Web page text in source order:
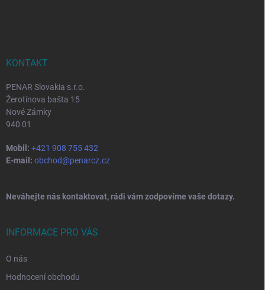
KONTAKT
PENAR Slovakia s.r.o.
Žerotínova bašta 15
Nové Zámky
940 01
Mobil: +421 908 755 432
E-mail: obchod@penarcz.cz
Neváhejte nás kontaktovat, rádi vám zodpovíme vaše dotazy.
INFORMACE PRO VÁS
O nás
Hodnocení obchodu